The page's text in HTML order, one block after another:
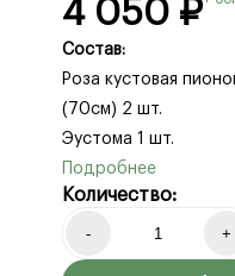
4 050 ₽
Состав:
Роза кустовая
(70см) 2 шт.
Эустома 1 шт.
Гортензия
Диантус 3 шт.
Эвкалипт 2 шт.
Упаковка
Количество:
- +